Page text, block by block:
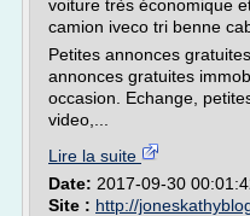
voiture très économique
camion iveco tri benne
Petites annonces
annonces gratuites
occasion. Echange,
video,...
Lire la suite
Date: 2017-09-30
Site : http://